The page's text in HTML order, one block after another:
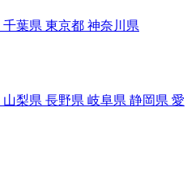
千葉県 東京都 神奈川県
山梨県 長野県 岐阜県 静岡県 愛